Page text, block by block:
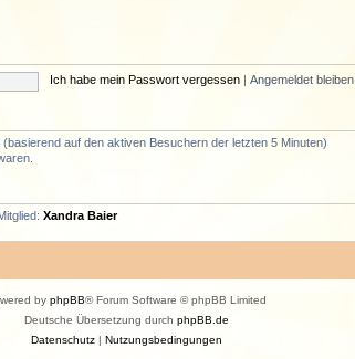
Ich habe mein Passwort vergessen Angemeldet bleiben
auf den aktiven Besuchern der letzten 5 Minuten)
Xandra Baier
by phpBB® Forum Software © phpBB Limited
Deutsche Übersetzung durch phpBB.de
Datenschutz| Nutzungsbedingungen